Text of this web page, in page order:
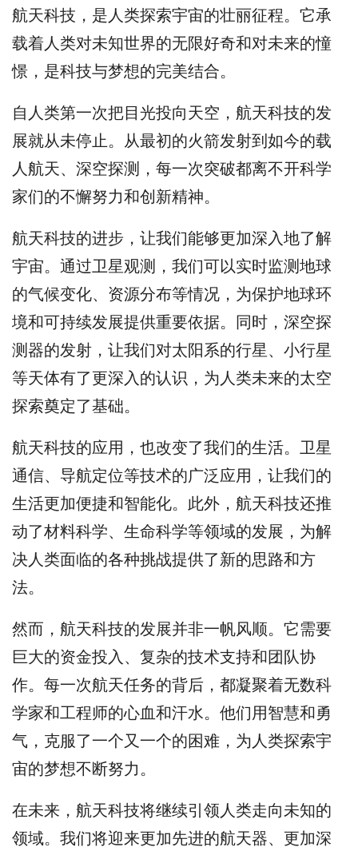
航天科技，是人类探索宇宙的壮丽征程。它承
载着人类对未知世界的无限好奇和对未来的憧
憬，是科技与梦想的完美结合。
自人类第一次把目光投向天空，航天科技的发
展就从未停止。从最初的火箭发射到如今的载
人航天、深空探测，每一次突破都离不开科学
家们的不懈努力和创新精神。
航天科技的进步，让我们能够更加深入地了解
宇宙。通过卫星观测，我们可以实时监测地球
的气候变化、资源分布等情况，为保护地球环
境和可持续发展提供重要依据。同时，深空探
测器的发射，让我们对太阳系的行星、小行星
等天体有了更深入的认识，为人类未来的太空
探索奠定了基础。
航天科技的应用，也改变了我们的生活。卫星
通信、导航定位等技术的广泛应用，让我们的
生活更加便捷和智能化。此外，航天科技还推
动了材料科学、生命科学等领域的发展，为解
决人类面临的各种挑战提供了新的思路和方
法。
然而，航天科技的发展并非一帆风顺。它需要
巨大的资金投入、复杂的技术支持和团队协
作。每一次航天任务的背后，都凝聚着无数科
学家和工程师的心血和汗水。他们用智慧和勇
气，克服了一个又一个的困难，为人类探索宇
宙的梦想不断努力。
在未来，航天科技将继续引领人类走向未知的
领域。我们将迎来更加先进的航天器、更加深